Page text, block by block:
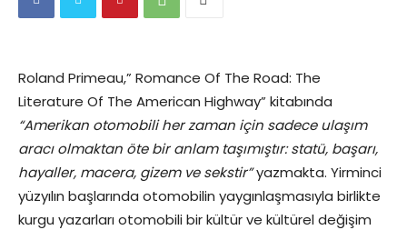
Roland Primeau,” Romance Of The Road: The
Literature Of The American Highway” kitabında
“Amerikan otomobili her zaman için sadece ulaşım
aracı olmaktan öte bir anlam taşımıştır: statü, başarı,
hayaller, macera, gizem ve sekstir”yazmakta. Yirminci
yüzyılın başlarında otomobilin yaygınlaşmasıyla birlikte
kurgu yazarları otomobili bir kültür ve kültürel değişim